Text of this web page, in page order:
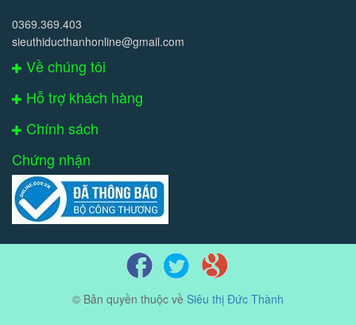
0369.369.403
sieuthiducthanhonline@gmail.com
Về chúng tôi
Hỗ trợ khách hàng
Chính sách
Chứng nhận
© Bản quyền thuộc về Siêu thị Đức Thành